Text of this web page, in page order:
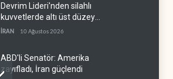
Devrim Lideri'nden silahlı
kuvvetlerde altı üst düzey
atama
İRAN 10 Ağustos 2026
ABD'li Senatör: Amerika
zayıfladı, İran güçlendi